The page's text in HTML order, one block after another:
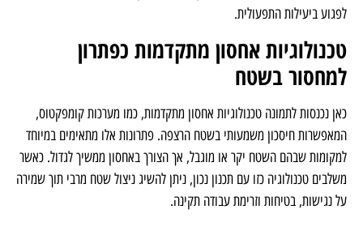
גובה, הפחתת מעברים מיותרים ושילוב אזורי אחסון שונים באותו מרחב
לפגוע ביעילות התפעולית.
טכנולוגיות אחסון מתקדמות כפתרון
למחסור בשטח
כאן נכנסות לתמונה טכנולוגיות אחסון מתקדמות, כמו מערכות קומפקטוס,
המאפשרות חיסכון משמעותי בשטח הרצפה. פתרונות אלו מתאימים במיוחד
למקומות שבהם השטח יקר או מוגבל, אך הצורך באחסון ממשיך לגדול. כאשר